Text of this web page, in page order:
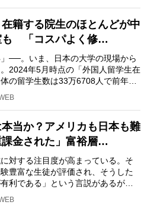
在籍する院生のほとんどが中
も 「コスパよく修…
──。いま、日本の大学の現場から
2024年5月時点の「外国人留学生在
の留学生数は33万6708人で前年比
本当か？アメリカも日本も難
金された」富裕層…
対する注目度が高まっている。そ
豊富な生徒が評価され、そうした
利である」という言説があるが、